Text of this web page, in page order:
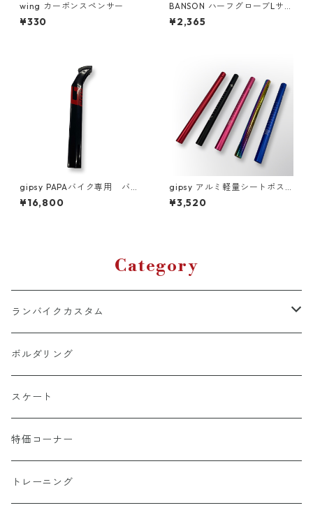
wing カーボンスペンサー
¥330
BANSON ハーフグローブLサイ
ズ
¥2,365
gipsy PAPAバイク専用 バッ
クスィング
¥16,800
gipsy アルミ軽量シートポス
ト
¥3,520
Category
ランバイクカスタム
ホイール周り（チューブ・タイヤ含む）
ヘッドギア周り
ハンドル周り
シート周り
ボルダリング
スケート
特価コーナー
トレーニング